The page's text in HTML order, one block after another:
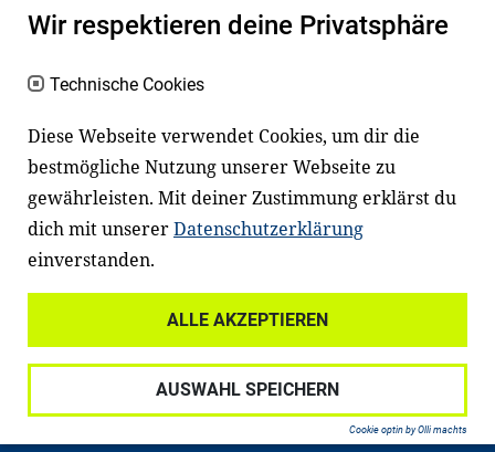
haben aber große Schwierigkeiten dabei.
an Familien sowie an Erzieher*innen,
Lehrer*innen und andere
Fachexpert*innen. Dafür arbeiten wir eng
mit Ministerien, wissenschaftlichen
Einrichtungen, Verbänden, Unternehmen
und anderen Stiftungen zusammen.
Datenschutz
Haftungsausschluss
Impressum
Wir respektieren deine Privatsphäre
Technische Cookies
Diese Webseite verwendet Cookies, um dir die
bestmögliche Nutzung unserer Webseite zu
gewährleisten. Mit deiner Zustimmung erklärst du
dich mit unsererDatenschutzerklärung
einverstanden.
ALLE AKZEPTIEREN
AUSWAHL SPEICHERN
Cookie optin by Olli machts